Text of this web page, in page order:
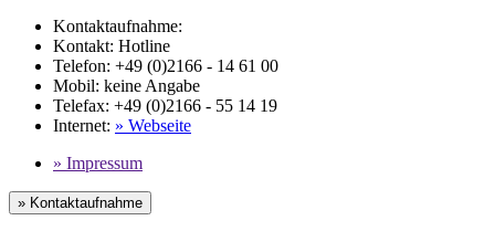
Kontaktaufnahme:
Kontakt: Hotline
Telefon: +49 (0)2166 - 14 61 00
Mobil: keine Angabe
Telefax: +49 (0)2166 - 55 14 19
Internet: » Webseite
» Impressum
» Kontaktaufnahme